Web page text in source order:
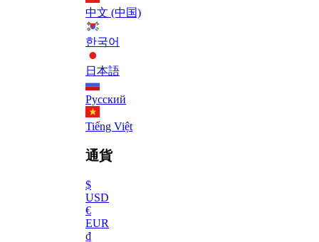
中文 (中国)
한국어
日本語
Русский
Tiếng Việt
通貨
$
USD
€
EUR
₫